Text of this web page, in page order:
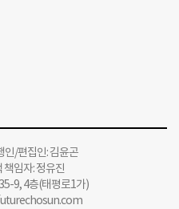
/편집인: 김윤곤
임자: 정유진
9, 4층(태평로1가)